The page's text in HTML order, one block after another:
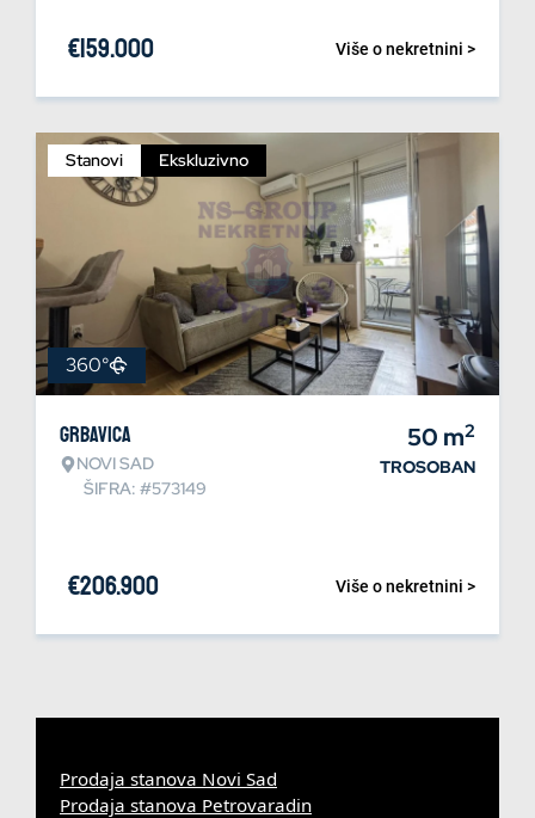
Više o nekretnini >
€159.000
Stanovi Ekskluzivno
360°
Grbavica
NOVI SAD
ŠIFRA: #573149
50 m2
TROSOBAN
Više o nekretnini >
€206.900
Prodaja stanova Novi Sad
Prodaja stanova Petrovaradin